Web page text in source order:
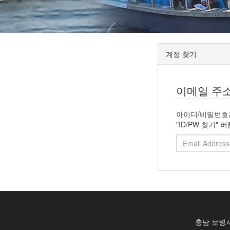
계정 찾기
이메일 주
아이디/비밀번
"ID/PW 찾기"
충남 보령